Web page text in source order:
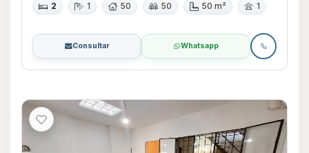
2 1 50 50 50 m² 1
Consultar Whatsapp